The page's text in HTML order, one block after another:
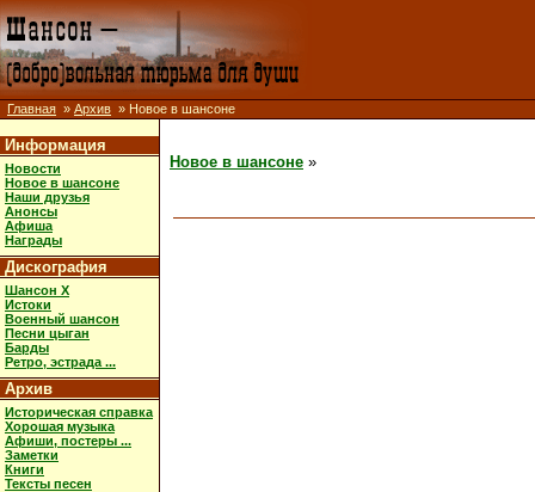
Главная » Архив » Новое в шансоне
Информация
Новости
Новое в шансоне
Наши друзья
Анонсы
Афиша
Награды
Дискография
Шансон X
Истоки
Военный шансон
Песни цыган
Барды
Ретро, эстрада ...
Архив
Историческая справка
Хорошая музыка
Афиши, постеры ...
Заметки
Книги
Тексты песен
Новое в шансоне »